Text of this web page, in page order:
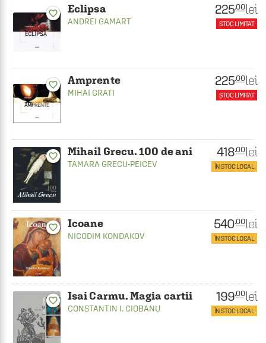
favorite_border Eclipsa
ANDREI GAMART
225.00 lei
STOC LIMITAT
favorite_border Amprente
MIHAI GRATI
225.00 lei
STOC LIMITAT
favorite_border Mihail Grecu. 100 de ani
TAMARA GRECU-PEICEV
418.00 lei
ÎN STOC LOCAL
favorite_border Icoane
NICODIM KONDAKOV
540.00 lei
ÎN STOC LOCAL
favorite_border Isai Carmu. Magia cartii
CONSTANTIN I. CIOBANU
199.00 lei
ÎN STOC LOCAL